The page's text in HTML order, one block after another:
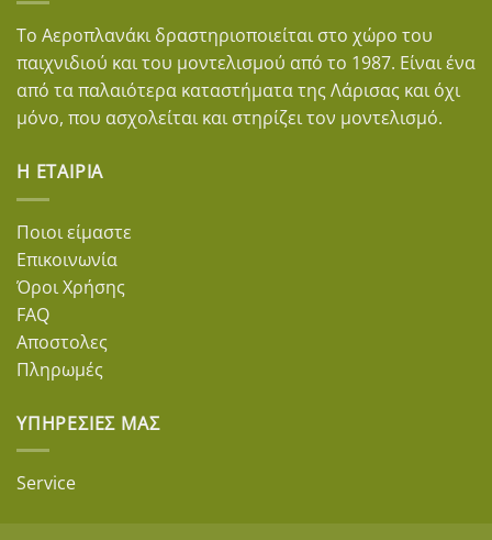
Το Αεροπλανάκι δραστηριοποιείται στο χώρο του
παιχνιδιού και του μοντελισμού από το 1987. Είναι ένα
από τα παλαιότερα καταστήματα της Λάρισας και όχι
μόνο, που ασχολείται και στηρίζει τον μοντελισμό.
Η ΕΤΑΙΡΊΑ
Ποιοι είμαστε
Επικοινωνία
Όροι Χρήσης
FAQ
Αποστολες
Πληρωμές
ΥΠΗΡΕΣΊΕΣ ΜΑΣ
Service